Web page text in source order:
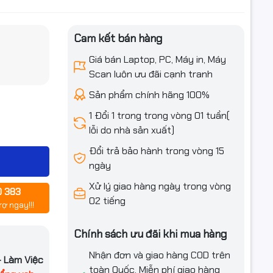
383
ngay!!!
Làm Việc
Cam kết bán hàng
Giá bán Laptop, PC, Máy in, Máy
Scan luôn ưu đãi cạnh tranh
Sản phẩm chính hãng 100%
1 Đổi 1 trong trong vòng 01 tuần(
lỗi do nhà sản xuất)
Đổi trả bảo hành trong vòng 15
ngày
Xử lý giao hàng ngày trong vòng
02 tiếng
Chính sách ưu đãi khi mua hàng
Nhận đơn và giao hàng COD trên
toàn Quốc. Miễn phí giao hàng
ưu đãi